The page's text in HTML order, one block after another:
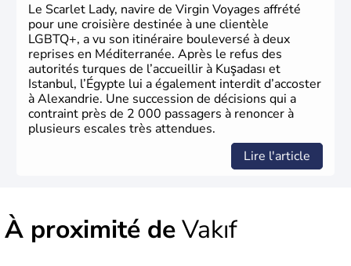
Le Scarlet Lady, navire de Virgin Voyages affrété
pour une croisière destinée à une clientèle
LGBTQ+, a vu son itinéraire bouleversé à deux
reprises en Méditerranée. Après le refus des
autorités turques de l’accueillir à Kuşadası et
Istanbul, l’Égypte lui a également interdit d’accoster
à Alexandrie. Une succession de décisions qui a
contraint près de 2 000 passagers à renoncer à
plusieurs escales très attendues.
Lire l'article
À proximité deVakıf